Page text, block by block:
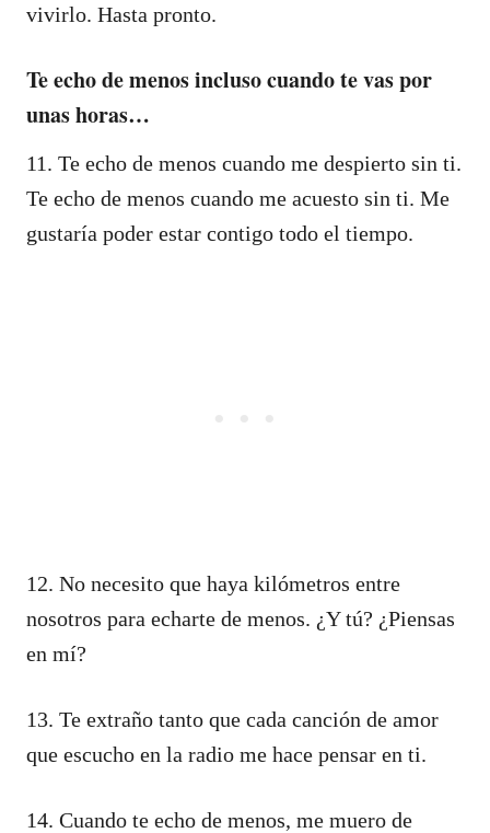
vivirlo. Hasta pronto.
Te echo de menos incluso cuando te vas por
unas horas…
11. Te echo de menos cuando me despierto sin ti.
Te echo de menos cuando me acuesto sin ti. Me
gustaría poder estar contigo todo el tiempo.
12. No necesito que haya kilómetros entre
nosotros para echarte de menos. ¿Y tú? ¿Piensas
en mí?
13. Te extraño tanto que cada canción de amor
que escucho en la radio me hace pensar en ti.
14. Cuando te echo de menos, me muero de